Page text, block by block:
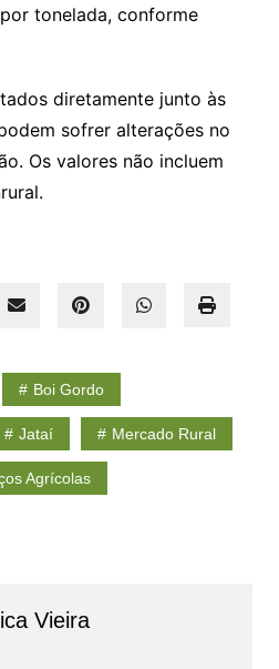
tonelada, conforme
diretamente junto às
sofrer alterações no
Os valores não incluem
Boi Gordo
Jataí Mercado Rural
Agrícolas
Vieira